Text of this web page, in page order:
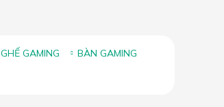
GHẾ GAMING
BÀN GAMING